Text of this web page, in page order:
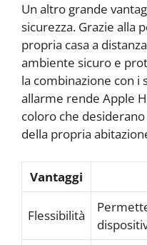
Un altro grande
sicurezza. Grazie alla
propria casa a
ambiente sicuro e
la combinazione con i
allarme rende Apple
coloro che
della propria
Vantaggi
Flessibilità